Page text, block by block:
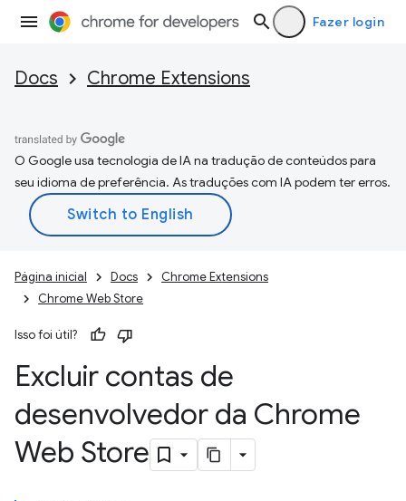
Fazer login
Docs Chrome Extensions
O Google usa tecnologia de IA na tradução de conteúdos para
seu idioma de preferência. As traduções com IA podem ter erros.
Página inicial Docs
Chrome Extensions
Chrome Web Store
Isso foi útil?
Excluir contas de
desenvolvedor da Chrome
Web Store